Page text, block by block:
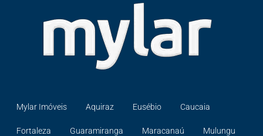
Mylar Imóveis Aquiraz Eusébio Caucaia
Fortaleza Guaramiranga Maracanaú Mulungu